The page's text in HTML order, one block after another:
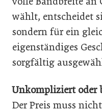
wählt, entscheidet
sondern für ein
eigenständiges
sorgfältig
Unkompliziert oder
Der Preis muss